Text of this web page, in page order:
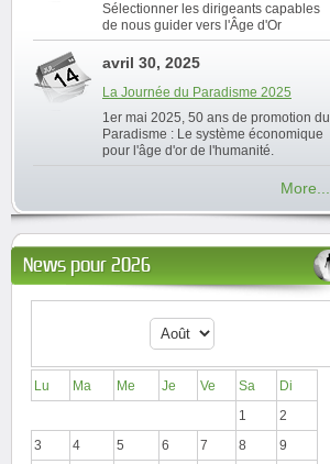
Sélectionner les dirigeants capables
de nous guider vers l'Âge d'Or
avril 30, 2025
La Journée du Paradisme 2025
1er mai 2025, 50 ans de promotion du
Paradisme : Le système économique
pour l'âge d'or de l'humanité.
More...
News pour 2026
Lu Ma Me Je Ve Sa
Di
1
2
3
4 5 6 7 8
9